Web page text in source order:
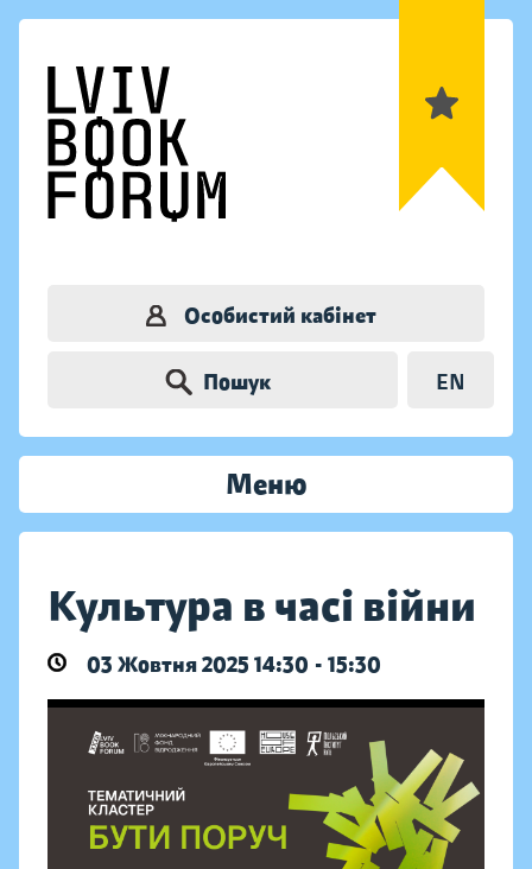
Особистий кабінет
Пошук EN
Меню
Культура в часі війни
03 Жовтня 2025 14:30 - 15:30